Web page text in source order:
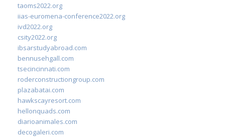
taoms2022.org
iias-euromena-conference2022.org
ivd2022.org
csity2022.org
ibsarstudyabroad.com
bennusehgall.com
tsecincinnati.com
roderconstructiongroup.com
plazabatai.com
hawkscayresort.com
hellonquads.com
diarioanimales.com
decogaleri.com